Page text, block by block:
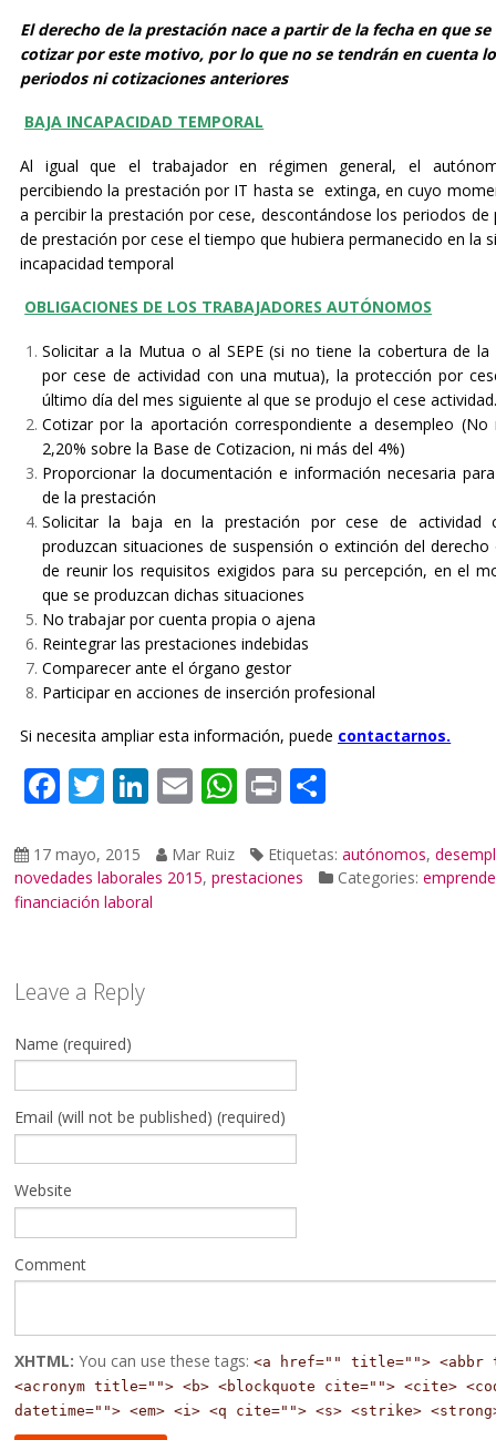
El derecho de la prestación nace a partir de la fecha en que se
cotizar por este motivo, por lo que no se tendrán en cuenta
periodos ni cotizaciones anteriores
BAJA INCAPACIDAD TEMPORAL
Al igual que el trabajador en régimen general, el
percibiendo la prestación por IT hasta se extinga, en cuyo
a percibir la prestación por cese, descontándose los periodos de
de prestación por cese el tiempo que hubiera permanecido en la
incapacidad temporal
OBLIGACIONES DE LOS TRABAJADORES AUTÓNOMOS
Solicitar a la Mutua o al SEPE (si no tiene la cobertura de la
por cese de actividad con una mutua), la protección por
último día del mes siguiente al que se produjo el cese actividad.
Cotizar por la aportación correspondiente a desempleo (No
2,20% sobre la Base de Cotizacion, ni más del 4%)
Proporcionar la documentación e información necesaria
de la prestación
Solicitar la baja en la prestación por cese de actividad
produzcan situaciones de suspensión o extinción del
de reunir los requisitos exigidos para su percepción, en el
que se produzcan dichas situaciones
No trabajar por cuenta propia o ajena
Reintegrar las prestaciones indebidas
Comparecer ante el órgano gestor
Participar en acciones de inserción profesional
Si necesita ampliar esta información, puede contactarnos.
Facebook
Twitter
LinkedIn
EmailWhatsApp
Print
17 mayo, 2015 Mar Ruiz Etiquetas:autónomos,
novedades laborales 2015,prestaciones Categories:
financiación laboral
Leave a Reply
Name (required)
Email (will not be published) (required)
Website
Comment
XHTML: You can use these tags:<a href="" title="">
<acronym title=""> <b> <blockquote cite=""> <cite>
datetime=""> <em> <i> <q cite=""> <s> <strike>